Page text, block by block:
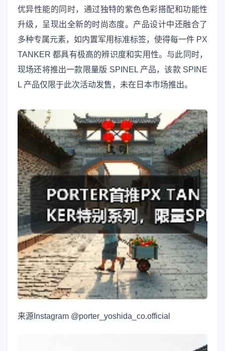
优异性能的同时，通过独特的紫色色彩搭配和功能性
升级，呈现出全新的时尚态度。产品设计中还融合了
多种专属元素，如内置军用标准标签，使得每一件 PX
TANKER 都具有极高的辨识度和实用性。与此同时，
现场还将推出一款限量版 SPINEL 产品，该款 SPINE
L 产品仅限于此次活动发售，未在日本市场推出。
来源 Instagram @porter_yoshida_co.official